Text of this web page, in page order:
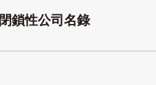
閉鎖性公司名錄